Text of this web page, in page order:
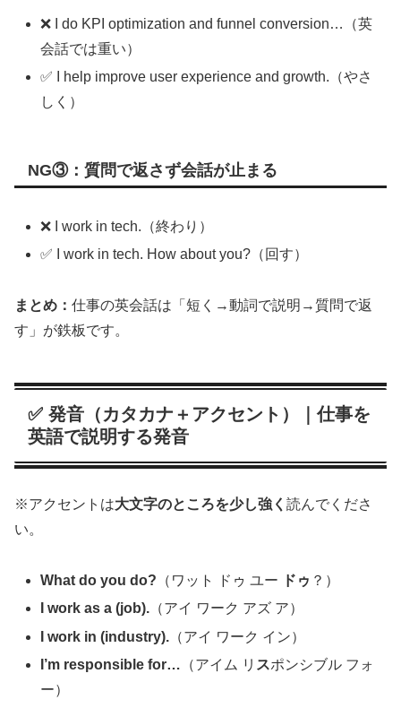
❌ I do KPI optimization and funnel conversion…（英
会話では重い）
✅ I help improve user experience and growth.（やさ
しく）
NG③：質問で返さず会話が止まる
❌ I work in tech.（終わり）
✅ I work in tech. How about you?（回す）
まとめ： 仕事の英会話は「短く→動詞で説明→質問で返
す」が鉄板です。
✅ 発音（カタカナ＋アクセント）｜仕事を
英語で説明する発音
※アクセントは大文字のところを少し強く 読んでくださ
い。
What do you do? （ワット ドゥ ユー ドゥ ？）
I work as a (job). （アイ ワーク アズ ア）
I work in (industry). （アイ ワーク イン）
I’m responsible for… （アイム リ スポンシブル フォ
ー）